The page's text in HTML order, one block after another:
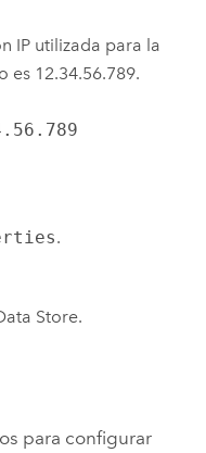
IP utilizada para la
es 12.34.56.789.
.
Store.
para configurar